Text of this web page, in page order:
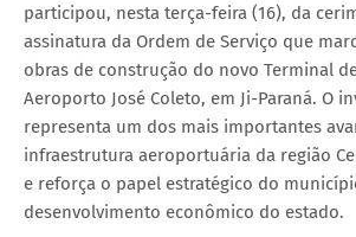
participou, nesta terça-feira (16), da
assinatura da Ordem de Serviço que
obras de construção do novo Terminal
Aeroporto José Coleto, em Ji-Paraná. O
representa um dos mais importantes
infraestrutura aeroportuária da região
e reforça o papel estratégico do
desenvolvimento econômico do estado.